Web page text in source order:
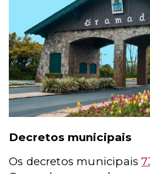
Decretos municipais
Os decretos municipais